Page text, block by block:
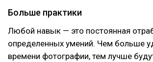
Больше практики
Любой навык — это постоянная
определенных умений. Чем больше
времени фотографии, тем лучше